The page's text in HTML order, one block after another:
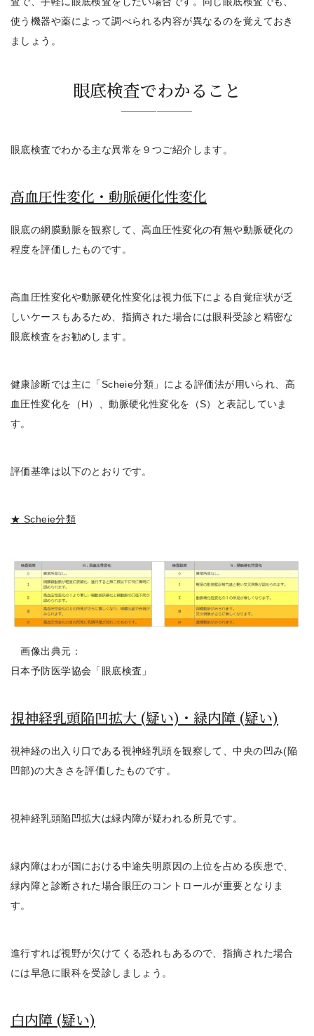
使う機器や薬によって調べられる内容が異なるのを覚えておき
ましょう。
眼底検査でわかること
眼底検査でわかる主な異常を９つご紹介します。
高血圧性変化・動脈硬化性変化
眼底の網膜動脈を観察して、高血圧性変化の有無や動脈硬化の
程度を評価したものです。
高血圧性変化や動脈硬化性変化は視力低下による自覚症状が乏
しいケースもあるため、 指摘された場合には眼科受診と精密な
眼底検査をお勧めします。
健康診断では主に「Scheie分類」による評価法が用いられ、高
血圧性変化を（H）、動脈硬化性変化を（S）と表記していま
す。
評価基準は以下のとおりです。
★ Scheie分類
画像出典元：
日本予防医学協会「眼底検査」
視神経乳頭陥凹拡大 (疑い)・緑内障 (疑い)
視神経の出入り口である視神経乳頭を観察して、中央の凹み(陥
凹部)の大きさを評価したものです。
視神経乳頭陥凹拡大は緑内障が疑われる所見です。
緑内障はわが国における中途失明原因の上位を占める疾患で、
緑内障と診断された場合眼圧のコントロールが重要となりま
す。
進行すれば視野が欠けてくる恐れもあるので、 指摘された場合
には早急に眼科を受診しましょう。
白内障 (疑い)